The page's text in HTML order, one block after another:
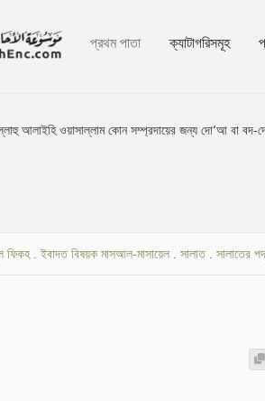
প্রথম পাতা ক্যাটাগরিসমূহ
আলাইহি ওয়াসাল্লাম কোন সম্প্রদায়ের জন্য দো‘আ বা
ফিকহ. ইবাদত বিষয়ক মাসআল-মাসায়েল . সালাত. সালাতের